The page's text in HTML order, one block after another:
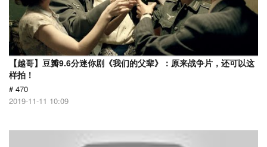
【越哥】豆瓣9.6分迷你剧《我们的父辈》：原来战争片，还可以这
样拍！
# 470
2019-11-11 10:09